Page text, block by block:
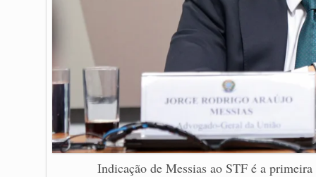
Indicação de Messias ao STF é a